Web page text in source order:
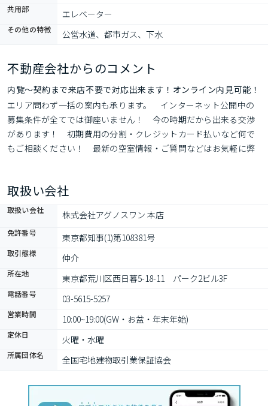
共用部 エレベーター
その他の特徴 公営水道、都市ガス、下水
不動産会社からのコメント
内覧～契約まで来店不要で対応出来ます！オンライン内見可能！
エリア問わず一括の案内も承ります。　インターネット公開中の
募集条件が全てでは御座いません！　今の時期だから出来る交渉
があります！　初期費用の分割・クレジットカード払いなど何で
もご相談ください！　最新の空室情報・ご質問などはお気軽に弊
取扱い会社
取扱い会社 株式会社アグノスワン 本店
免許番号 東京都知事(1)第108381号
取引態様 仲介
所在地 東京都荒川区西日暮5-18-11　パーク2ビル3F
電話番号 03-5615-5257
営業時間 10:00~19:00(GW・お盆・年末年始)
定休日 火曜・水曜
所属団体名 全国宅地建物取引業保証協会